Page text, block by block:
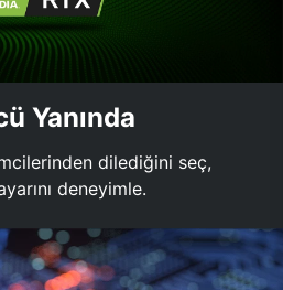
Yanında
dilediğini seç,
deneyimle.